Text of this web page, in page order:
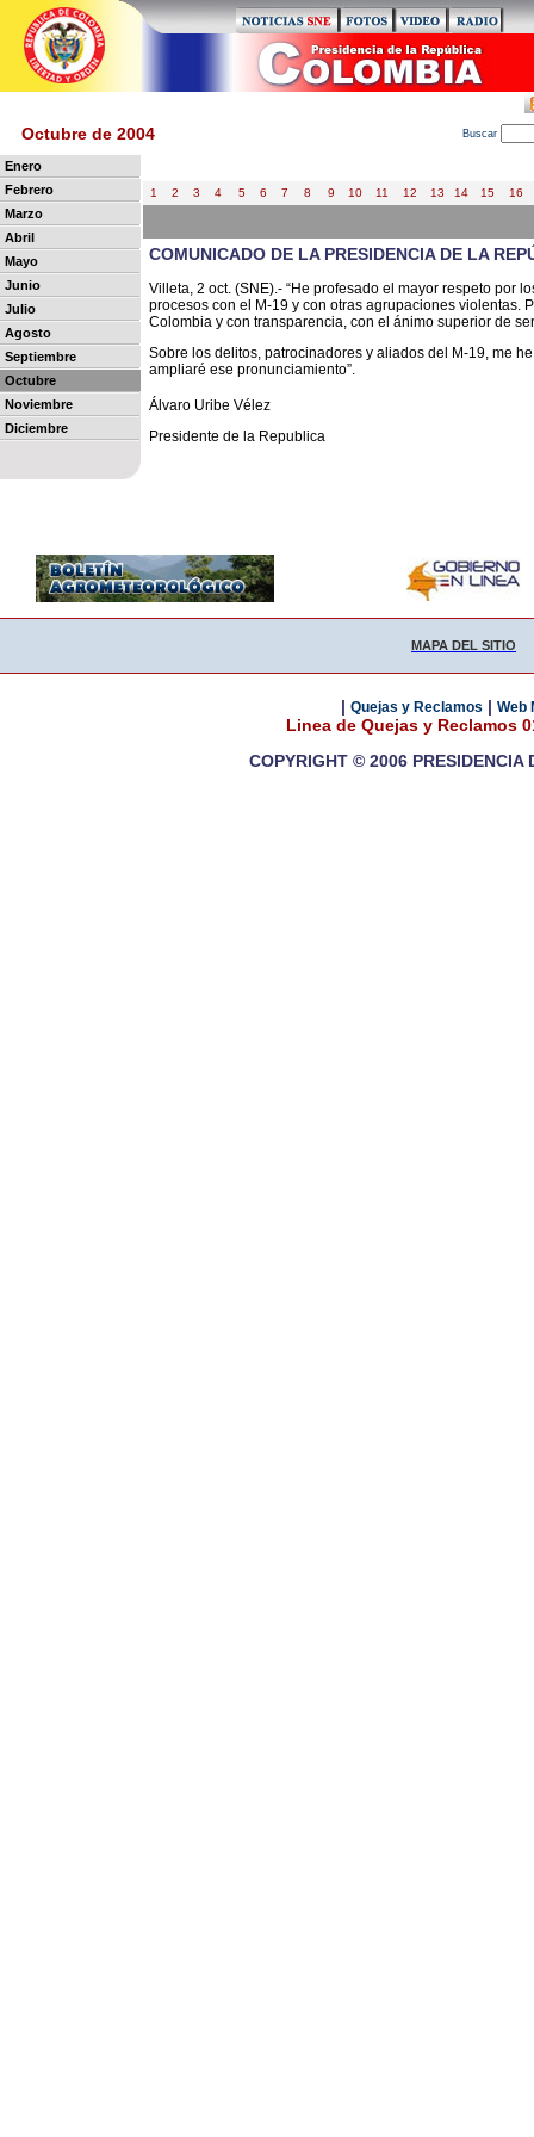
Octubre de 2004 Buscar
Enero
Febrero
Marzo
Abril
Mayo
Junio
Julio
Agosto
Septiembre
Octubre
Noviembre
Diciembre
1 2 3 4 5 6 7 8 9 10 11 12 13 14 15 16
COMUNICADO DE LA PRESIDENCIA DE LA
Villeta, 2 oct. (SNE).- “He profesado el mayor respeto por
procesos con el M-19 y con otras agrupaciones violentas.
Colombia y con transparencia, con el ánimo superior de
Sobre los delitos, patrocinadores y aliados del M-19, me
ampliaré ese pronunciamiento”.
Álvaro Uribe Vélez
Presidente de la Republica
MAPA DEL SITIO
| Quejas y Reclamos | Web
Linea de Quejas y Reclamos
COPYRIGHT © 2006 PRESIDENCIA